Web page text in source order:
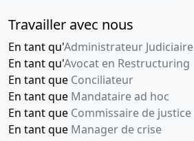
Travailler avec nous
En tant qu'Administrateur Judiciaire
En tant qu'Avocat en Restructuring
En tant que Conciliateur
En tant que Mandataire ad hoc
En tant que Commissaire de justice
En tant que Manager de crise